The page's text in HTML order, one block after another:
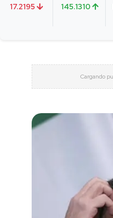
17.2195
145.1310